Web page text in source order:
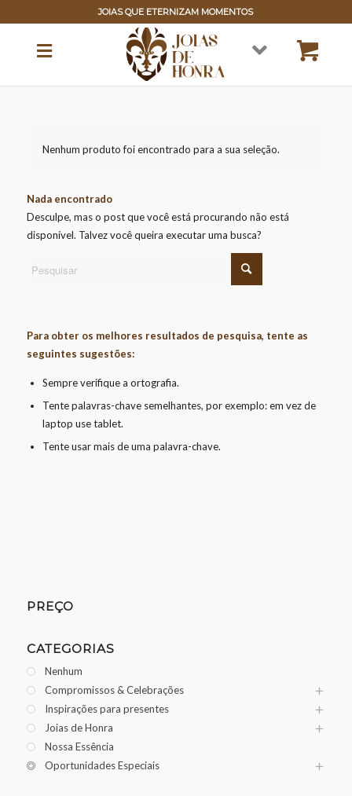
JOIAS QUE ETERNIZAM MOMENTOS
Nenhum produto foi encontrado para a sua seleção.
Nada encontrado
Desculpe, mas o post que você está procurando não está
disponível. Talvez você queira executar uma busca?
Para obter os melhores resultados de pesquisa, tente as
seguintes sugestões:
Sempre verifique a ortografia.
Tente palavras-chave semelhantes, por exemplo: em vez de
laptop use tablet.
Tente usar mais de uma palavra-chave.
PREÇO
CATEGORIAS
Nenhum
Compromissos & Celebrações
Inspirações para presentes
Joias de Honra
Nossa Essência
Oportunidades Especiais